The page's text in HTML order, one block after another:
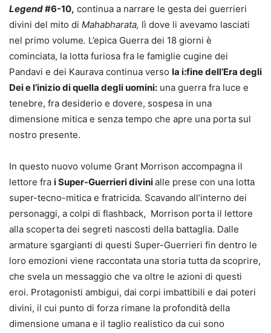
Legend#6-10, continua a narrare le gesta dei guerrieri
divini del mito di Mahabharata, lì dove li avevamo lasciati
nel primo volume. L’epica Guerra dei 18 giorni è
cominciata, la lotta furiosa fra le famiglie cugine dei
Pandavi e dei Kaurava continua verso la i:fine dell’Era degli
Dei e l’inizio di quella degli uomini: una guerra fra luce e
tenebre, fra desiderio e dovere, sospesa in una
dimensione mitica e senza tempo che apre una porta sul
nostro presente.
In questo nuovo volume Grant Morrison accompagna il
lettore fra i Super-Guerrieri divinialle prese con una lotta
super-tecno-mitica e fratricida. Scavando all’interno dei
personaggi, a colpi di flashback, Morrison porta il lettore
alla scoperta dei segreti nascosti della battaglia. Dalle
armature sgargianti di questi Super-Guerrieri fin dentro le
loro emozioni viene raccontata una storia tutta da scoprire,
che svela un messaggio che va oltre le azioni di questi
eroi. Protagonisti ambigui, dai corpi imbattibili e dai poteri
divini, il cui punto di forza rimane la profondità della
dimensione umana e il taglio realistico da cui sono